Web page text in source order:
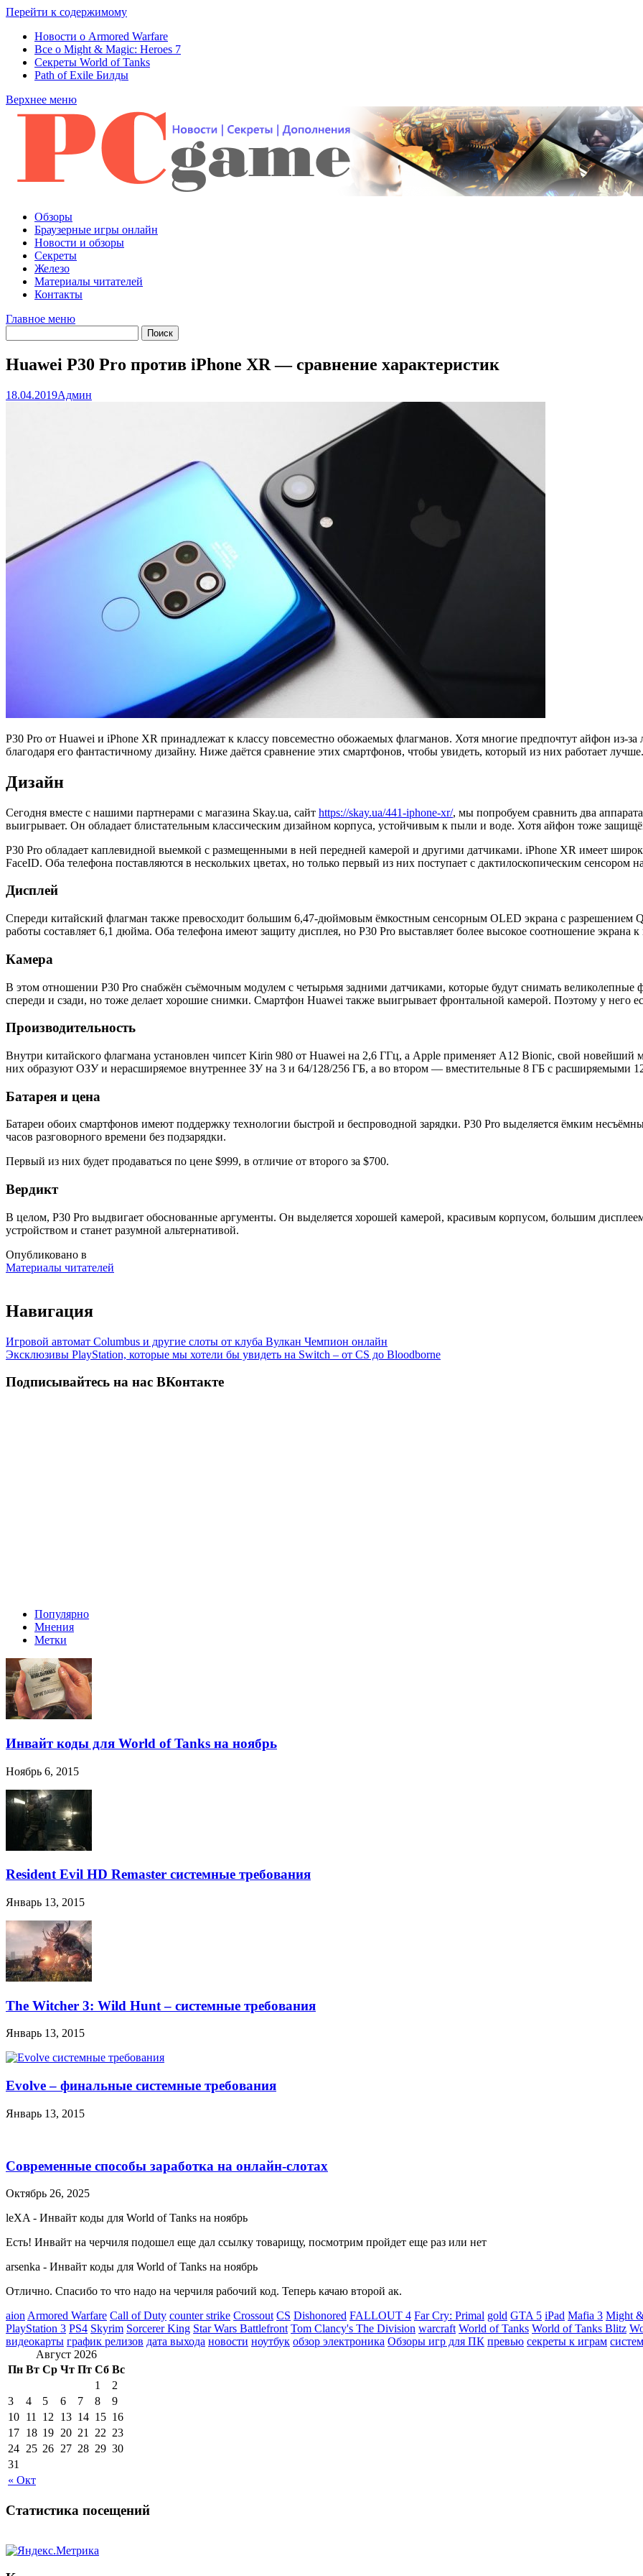
Перейти к содержимому
Новости о Armored Warfare
Все о Might & Magic: Heroes 7
Секреты World of Tanks
Path of Exile Билды
Верхнее меню
Обзоры
Браузерные игры онлайн
Новости и обзоры
Секреты
Железо
Материалы читателей
Контакты
Главное меню
Huawei P30 Pro против iPhone XR — сравнение характеристик
18.04.2019Админ
P30 Pro от Huawei и iPhone XR принадлежат к классу повсеместно обожаемых флагманов. Хотя многие предпочтут айфон из-
благодаря его фантастичному дизайну. Ниже даётся сравнение этих смартфонов, чтобы увидеть, который из них работает лучше.
Дизайн
Сегодня вместе с нашими партнерами с магазина Skay.ua, сайт https://skay.ua/441-iphone-xr/, мы попробуем сравнить два
выигрывает. Он обладает блистательным классическим дизайном корпуса, устойчивым к пыли и воде. Хотя айфон тоже
P30 Pro обладает каплевидной выемкой с размещенными в ней передней камерой и другими датчиками. iPhone XR имеет
FaceID. Оба телефона поставляются в нескольких цветах, но только первый из них поступает с дактилоскопическим сенсором
Дисплей
Спереди китайский флагман также превосходит большим 6,47-дюймовым ёмкостным сенсорным OLED экрана с разрешением
работы составляет 6,1 дюйма. Оба телефона имеют защиту дисплея, но P30 Pro выставляет более высокое соотношение экрана
Камера
В этом отношении P30 Pro снабжён съёмочным модулем с четырьмя задними датчиками, которые будут снимать
спереди и сзади, но тоже делает хорошие снимки. Смартфон Huawei также выигрывает фронтальной камерой. Поэтому у него
Производительность
Внутри китайского флагмана установлен чипсет Kirin 980 от Huawei на 2,6 ГГц, а Apple применяет A12 Bionic, свой
них образуют ОЗУ и нерасширяемое внутреннее ЗУ на 3 и 64/128/256 ГБ, а во втором — вместительные 8 ГБ с расширяемыми
Батарея и цена
Батареи обоих смартфонов имеют поддержку технологии быстрой и беспроводной зарядки. P30 Pro выделяется ёмким
часов разговорного времени без подзарядки.
Первый из них будет продаваться по цене $999, в отличие от второго за $700.
Вердикт
В целом, P30 Pro выдвигает обоснованные аргументы. Он выделяется хорошей камерой, красивым корпусом, большим
устройством и станет разумной альтернативой.
Опубликовано в
Материалы читателей
Навигация
Игровой автомат Columbus и другие слоты от клуба Вулкан Чемпион онлайн
Эксклюзивы PlayStation, которые мы хотели бы увидеть на Switch – от CS до Bloodborne
Подписывайтесь на нас ВКонтакте
Популярно
Мнения
Метки
Инвайт коды для World of Tanks на ноябрь
Ноябрь 6, 2015
Resident Evil HD Remaster системные требования
Январь 13, 2015
The Witcher 3: Wild Hunt – системные требования
Январь 13, 2015
Evolve – финальные системные требования
Январь 13, 2015
Современные способы заработка на онлайн-слотах
Октябрь 26, 2025
leXA - Инвайт коды для World of Tanks на ноябрь
Есть! Инвайт на черчиля подошел еще дал ссылку товарищу, посмотрим пройдет еще раз или нет
arsenka - Инвайт коды для World of Tanks на ноябрь
Отлично. Спасибо то что надо на черчиля рабочий код. Теперь качаю второй ак.
aion Armored Warfare Call of Duty counter strike Crossout CS Dishonored FALLOUT 4 Far Cry: Primal gold GTA 5 iPad Mafia 3 Might
PlayStation 3 PS4 Skyrim Sorcerer King Star Wars Battlefront Tom Clancy's The Division warcraft World of Tanks World of Tanks Blitz
видеокарты график релизов дата выхода новости ноутбук обзор электроника Обзоры игр для ПК превью секреты к играм
Август 2026
Пн Вт Ср Чт Пт Сб Вс
« Окт
1
2
3
4 5 6 7 8
9
10 11 12 13 14 15 16
17 18 19 20 21 22 23
24 25 26 27 28 29 30
31
Статистика посещений